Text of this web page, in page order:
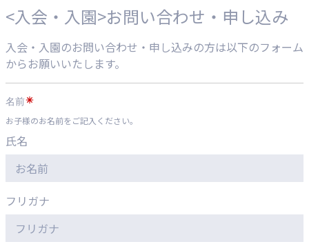
<入会・入園>お問い合わせ・申し込み
入会・入園のお問い合わせ・申し込みの方は以下のフォーム
からお願いいたします。
名前
お子様のお名前をご記入ください。
氏名
フリガナ